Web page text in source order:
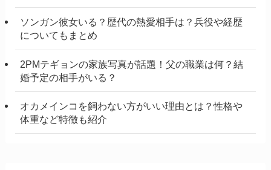
ソンガン彼女いる？歴代の熱愛相手は？兵役や経歴
についてもまとめ
2PMテギョンの家族写真が話題！父の職業は何？結
婚予定の相手がいる？
オカメインコを飼わない方がいい理由とは？性格や
体重など特徴も紹介